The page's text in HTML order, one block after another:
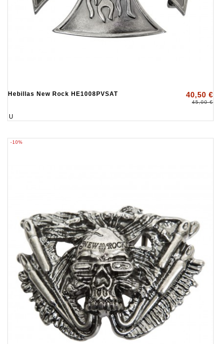
Hebillas New Rock HE1008PVSAT 40,50 €
45,00 €
U
-10%